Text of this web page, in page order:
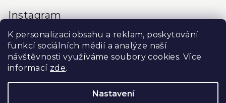
K personalizaci obsahu a reklam, poskytování
funkcí sociálních médií a analýze naší
návštěvnosti využíváme soubory cookies. Více
informací zde.
Nastavení
Instagram
Sledovat na Instagramu